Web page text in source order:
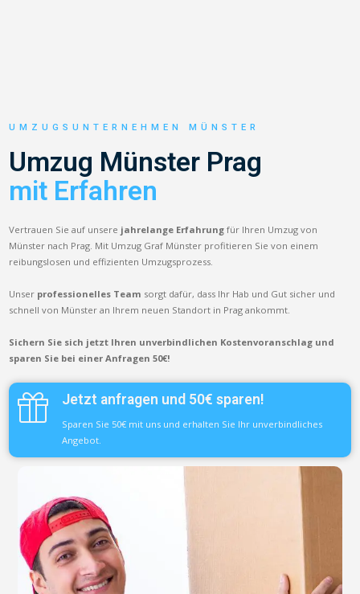
UMZUGSUNTERNEHMEN MÜNSTER
Umzug Münster Prag
mit Erfahren
Vertrauen Sie auf unsere jahrelange Erfahrung für Ihren Umzug von
Münster nach Prag. Mit Umzug Graf Münster profitieren Sie von einem
reibungslosen und effizienten Umzugsprozess.
Unser professionelles Team sorgt dafür, dass Ihr Hab und Gut sicher und
schnell von Münster an Ihrem neuen Standort in Prag ankommt.
Sichern Sie sich jetzt Ihren unverbindlichen Kostenvoranschlag und
sparen Sie bei einer Anfragen 50€!
Jetzt anfragen und 50€ sparen!
Sparen Sie 50€ mit uns und erhalten Sie Ihr unverbindliches
Angebot.